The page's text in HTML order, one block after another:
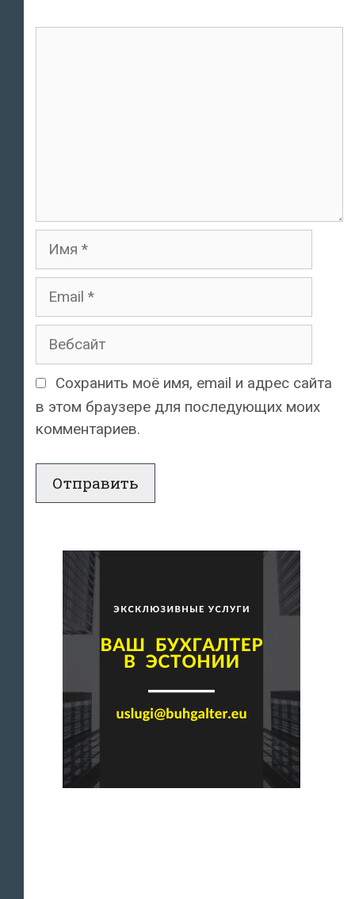
Имя
Email
Вебсайт
Сохранить моё имя, email и адрес сайта
в этом браузере для последующих моих
комментариев.